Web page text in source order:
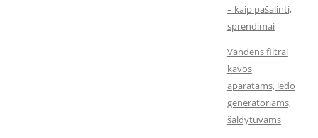
– kaip pašalinti,
sprendimai
Vandens filtrai
kavos
aparatams, ledo
generatoriams,
šaldytuvams